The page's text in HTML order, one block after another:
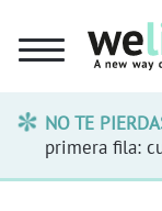
NO TE
primera fila: